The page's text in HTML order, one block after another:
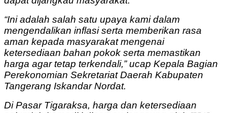
“Ini adalah salah satu upaya kami dalam
mengendalikan inflasi serta memberikan rasa
aman kepada masyarakat mengenai
ketersediaan bahan pokok serta memastikan
harga agar tetap terkendali,” ucap Kepala Bagian
Perekonomian Sekretariat Daerah Kabupaten
Tangerang Iskandar Nordat.
Di Pasar Tigaraksa, harga dan ketersediaan